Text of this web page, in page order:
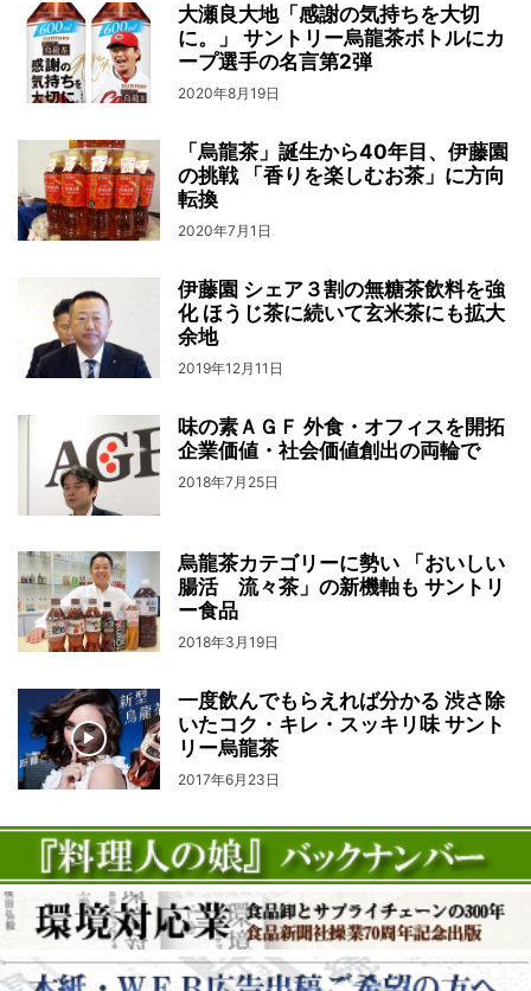
大瀬良大地「感謝の気持ちを大切
に。」 サントリー烏龍茶ボトルにカ
ープ選手の名言第2弾
2020年8月19日
「烏龍茶」誕生から40年目、伊藤園
の挑戦 「香りを楽しむお茶」に方向
転換
2020年7月1日
伊藤園 シェア３割の無糖茶飲料を強
化 ほうじ茶に続いて玄米茶にも拡大
余地
2019年12月11日
味の素ＡＧＦ 外食・オフィスを開拓
企業価値・社会価値創出の両輪で
2018年7月25日
烏龍茶カテゴリーに勢い 「おいしい
腸活 流々茶」の新機軸も サントリ
ー食品
2018年3月19日
一度飲んでもらえれば分かる 渋さ除
いたコク・キレ・スッキリ味 サント
リー烏龍茶
2017年6月23日